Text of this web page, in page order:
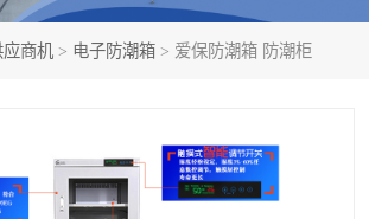
应商机 > 电子防潮箱 > 爱保防潮箱 防潮柜